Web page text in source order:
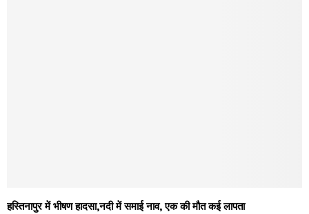
हस्तिनापुर में भीषण हादसा,नदी में समाई नाव, एक की मौत कई लापता